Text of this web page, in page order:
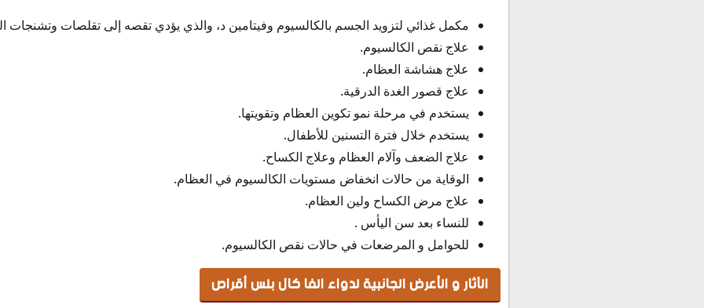
مكمل غذائي لتزويد الجسم بالكالسيوم وفيتامين د، والذي يؤدي تقصه إلى تقلصات وتشنجات
علاج نقص الكالسيوم.
علاج هشاشة العظام.
علاج قصور الغدة الدرقية.
يستخدم في مرحلة نمو تكوين العظام وتقويتها.
يستخدم خلال فترة التسنين للأطفال.
علاج الضعف وآلام العظام وعلاج الكساح.
الوقاية من حالات انخفاض مستويات الكالسيوم في العظام.
علاج مرض الكساح ولين العظام.
للنساء بعد سن اليأس .
للحوامل و المرضعات في حالات نقص الكالسيوم.
الآثار و الأعرض الجانبية لدواء الفا كال بلس أقراص